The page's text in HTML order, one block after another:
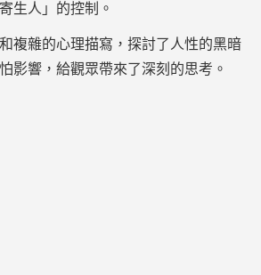
生人」的控制。
複雜的心理描寫，探討了人性的黑暗
影響，給觀眾帶來了深刻的思考。